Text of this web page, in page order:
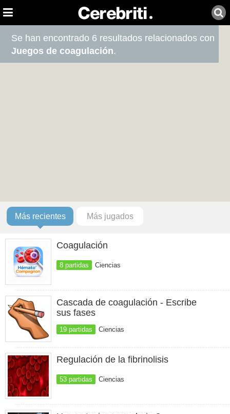
Se han encontrado 6 resultados relacionados con
Juegos de coagulación.
Más recientes Más jugados
Coagulación
8 partidas Ciencias
Cascada de coagulación - Escribe
sus fases
19 partidas Ciencias
Regulación de la fibrinolisis
53 partidas Ciencias